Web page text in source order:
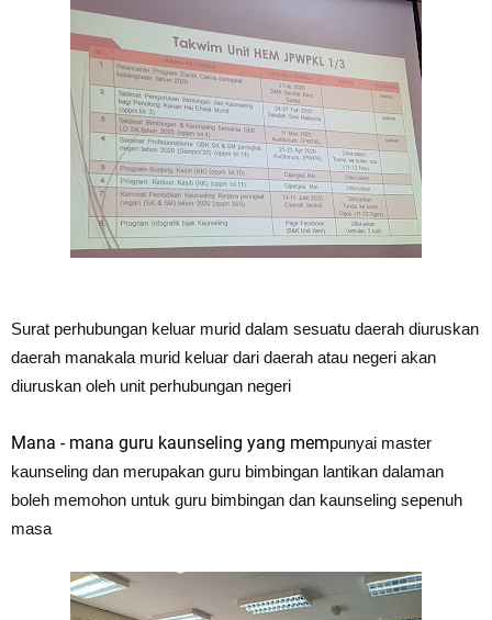
Surat perhubungan keluar murid dalam sesuatu daerah diuruskan
daerah manakala murid keluar dari daerah atau negeri akan
diuruskan oleh unit perhubungan negeri
Mana - mana guru kaunseling yang mempunyai master
kaunseling dan merupakan guru bimbingan lantikan dalaman
boleh memohon untuk guru bimbingan dan kaunseling sepenuh
masa